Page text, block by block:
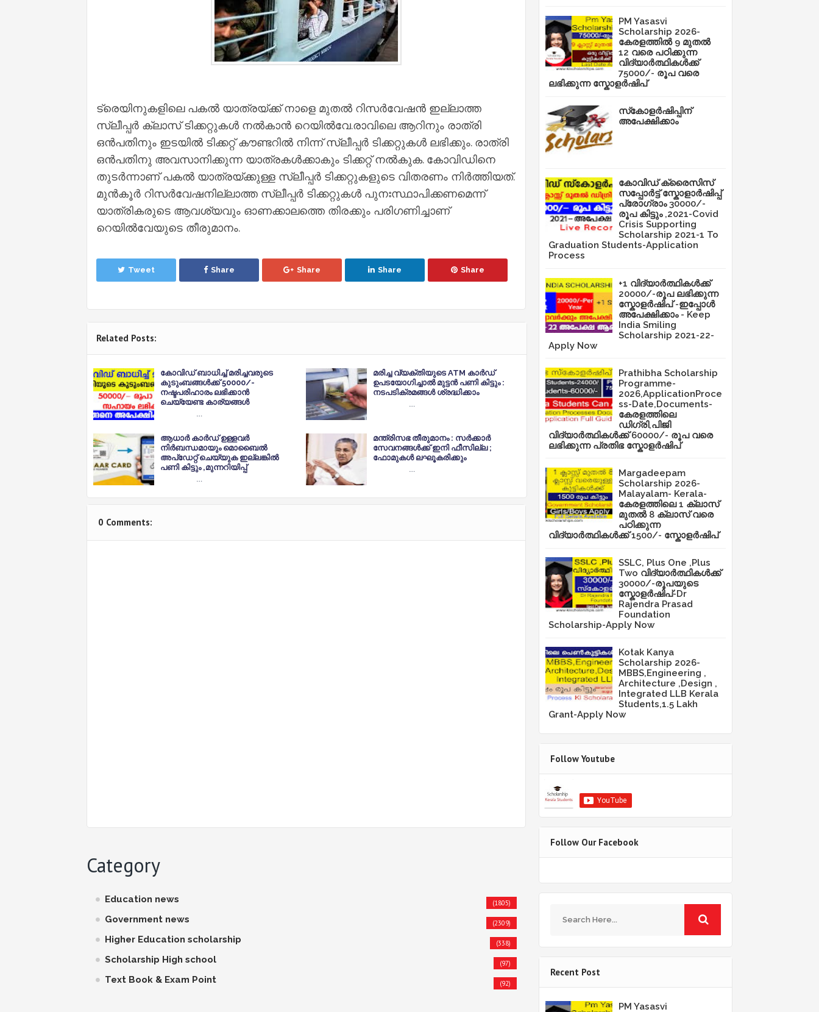
ട്രെയിനുകളിലെ പകല്‍ യാത്രയ്ക്ക് നാളെ മുതല്‍ റിസര്‍വേഷന്‍ ഇല്ലാത്ത
സ്ലീപ്പര്‍ ക്ലാസ് ടിക്കറ്റുകള്‍ നല്‍കാന്‍ റെയില്‍വേ.രാവിലെ ആറിനും രാത്രി
ഒന്‍പതിനും ഇടയില്‍ ടിക്കറ്റ് കൗണ്ടറില്‍ നിന്ന് സ്ലീപ്പര്‍ ടിക്കറ്റുകള്‍ ലഭിക്കും. രാത്രി
ഒന്‍പതിനു അവസാനിക്കുന്ന യാത്രകള്‍ക്കാകും ടിക്കറ്റ് നല്‍കുക. കോവിഡിനെ
തുടര്‍ന്നാണ് പകല്‍ യാത്രയ്ക്കുള്ള സ്ലീപ്പര്‍ ടിക്കറ്റുകളുടെ വിതരണം നിര്‍ത്തിയത്.
മുന്‍കൂര്‍ റിസര്‍വേഷനില്ലാത്ത സ്ലീപ്പര്‍ ടിക്കറ്റുകള്‍ പുനഃസ്ഥാപിക്കണമെന്ന്
യാത്രികരുടെ ആവശ്യവും ഓണക്കാലത്തെ തിരക്കും പരി​ഗണിച്ചാണ്
റെയില്‍വേയുടെ തീരുമാനം.
Tweet Share Share Share Share
Related Posts:
കോവിഡ് ബാധിച്ച് മരിച്ചവരുടെ
കുടുംബങ്ങൾക്ക് 50000/-
നഷ്ടപരിഹാരം ലഭിക്കാൻ
ചെയ്യേണ്ട കാര്യങ്ങൾ
…
മരിച്ച വ്യക്തിയുടെ ATM കാർഡ്
ഉപടയോഗിച്ചാൽ മുട്ടൻ പണി കിട്ടും :
നടപടിക്രമങ്ങൾ ശ്രദ്ധിക്കാം
…
ആധാർ കാർഡ് ഉള്ളവർ
നിർബന്ധമായും മൊബൈൽ
അപ്ഡേറ്റ് ചെയ്യുക ഇല്ലങ്കിൽ
പണി കിട്ടും ,മുന്നറിയിപ്പ്
…
മന്ത്രിസഭ തീരുമാനം : സർക്കാർ
സേവനങ്ങൾക്ക് ഇനി ഫീസില്ല ;
ഫോമുകൾ ലഘൂകരിക്കും
…
0 Comments:
Category
Education news (1805)
Government news (2309)
Higher Education scholarship (338)
Scholarship High school (97)
Text Book & Exam Point (92)
PM Yasasvi
Scholarship 2026-
കേരളത്തിൽ 9 മുതൽ
12 വരെ പഠിക്കുന്ന
വിദ്യാർത്ഥികൾക്ക്
75000/- രൂപ വരെ
ലഭിക്കുന്ന സ്കോളർഷിപ്
സ്‌കോളർഷിപ്പിന്
അപേക്ഷിക്കാം
കോവിഡ് ക്രൈസിസ്
സപ്പോർട്ട് സ്കോളാർഷിപ്പ്
പ്രോഗ്രാം 30000/-
രൂപ കിട്ടും ,2021-Covid
Crisis Supporting
Scholarship 2021-1 To
Graduation Students-Application
Process
+1 വിദ്യാർത്ഥികൾക്ക്
20000/-രൂപ ലഭിക്കുന്ന
സ്കോളർഷിപ് -ഇപ്പോൾ
അപേക്ഷിക്കാം - Keep
India Smiling
Scholarship 2021-22-
Apply Now
Prathibha Scholarship
Programme-
2026,ApplicationProce
ss-Date,Documents-
കേരളത്തിലെ
ഡിഗ്രി,പിജി
വിദ്യാർത്ഥികൾക്ക് 60000/- രൂപ വരെ
ലഭിക്കുന്ന പ്രതിഭ സ്കോളർഷിപ്
Margadeepam
Scholarship 2026-
Malayalam- Kerala-
കേരളത്തിലെ 1 ക്ലാസ്
മുതൽ 8 ക്ലാസ് വരെ
പഠിക്കുന്ന
വിദ്യാർത്ഥികൾക്ക് 1500/- സ്കോളർഷിപ്
SSLC, Plus One ,Plus
Two വിദ്യാർത്ഥികൾക്ക്
30000/-രൂപയുടെ
സ്കോളർഷിപ്-Dr
Rajendra Prasad
Foundation
Scholarship-Apply Now
Kotak Kanya
Scholarship 2026-
MBBS,Engineering ,
Architecture ,Design ,
Integrated LLB Kerala
Students,1.5 Lakh
Grant-Apply Now
Follow Youtube
Follow Our Facebook
Recent Post
PM Yasasvi